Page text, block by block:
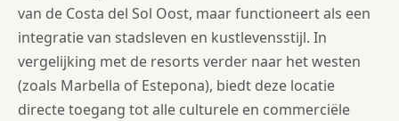
van de Costa del Sol Oost, maar functioneert als een
integratie van stadsleven en kustlevensstijl. In
vergelijking met de resorts verder naar het westen
(zoals Marbella of Estepona), biedt deze locatie
directe toegang tot alle culturele en commerciële